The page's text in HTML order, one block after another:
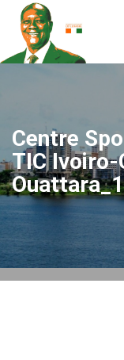
Centre
TIC Ivoiro-
Ouattara_1